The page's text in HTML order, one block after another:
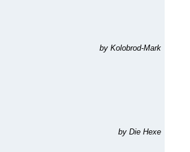
by Kolobrod-Mark
by Die Hexe